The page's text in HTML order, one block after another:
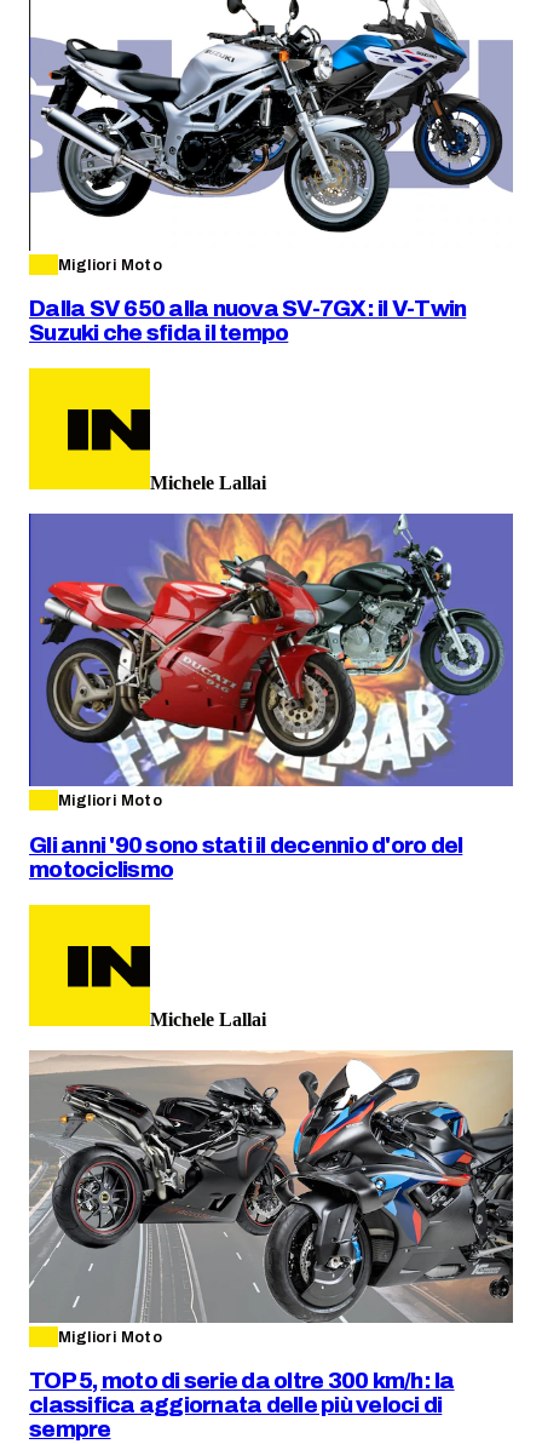
Migliori Moto
Dalla SV 650 alla nuova SV-7GX: il V-Twin
Suzuki che sfida il tempo
Michele Lallai
Migliori Moto
Gli anni '90 sono stati il decennio d'oro del
motociclismo
Michele Lallai
Migliori Moto
TOP 5, moto di serie da oltre 300 km/h: la
classifica aggiornata delle più veloci di
sempre